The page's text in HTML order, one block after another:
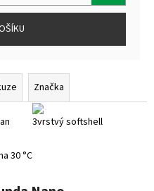
Značka
3vrstvý softshell
30 °C